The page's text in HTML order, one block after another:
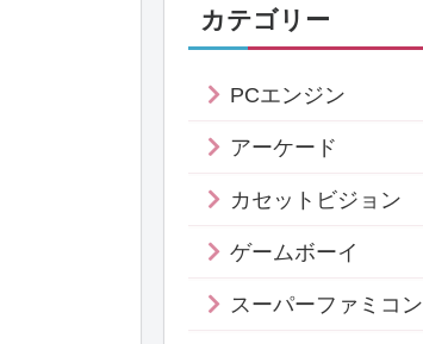
カテゴリー
PCエンジン
アーケード
カセットビジョン
ゲームボーイ
スーパーファミコン